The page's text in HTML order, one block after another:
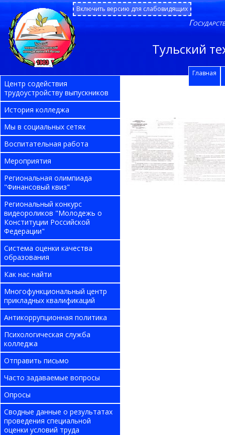
Тульский
Включить версию для слабовидящих
Главная
Центр содействия
трудоустройству выпускников
История колледжа
Мы в социальных сетях
Воспитательная работа
Мероприятия
Региональная олимпиада
"Финансовый квиз"
Региональный конкурс
видеороликов "Молодежь о
Конституции Российской
Федерации"
Система оценки качества
образования
Как нас найти
Многофункциональный центр
прикладных квалификаций
Антикоррупционная политика
Психологическая служба
колледжа
Отправить письмо
Часто задаваемые вопросы
Опросы
Сводные данные о результатах
проведения специальной
оценки условий труда